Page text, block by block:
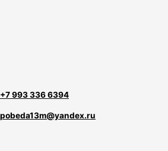
+7 993 336 6394
pobeda13m@yandex.ru